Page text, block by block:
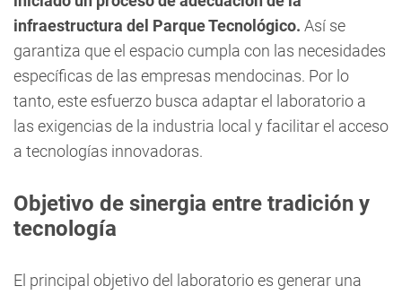
infraestructura del Parque Tecnológico. Así se
garantiza que el espacio cumpla con las necesidades
específicas de las empresas mendocinas. Por lo
tanto, este esfuerzo busca adaptar el laboratorio a
las exigencias de la industria local y facilitar el acceso
a tecnologías innovadoras.
Objetivo de sinergia entre tradición y
tecnología
El principal objetivo del laboratorio es generar una